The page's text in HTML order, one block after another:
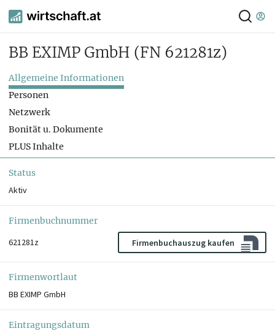
BB EXIMP GmbH (FN 621281z)
Allgemeine Informationen
Personen
Netzwerk
Bonität u. Dokumente
PLUS Inhalte
Status
Aktiv
Firmenbuchnummer
621281z
Firmenbuchauszug kaufen
Firmenwortlaut
BB EXIMP GmbH
Eintragungsdatum